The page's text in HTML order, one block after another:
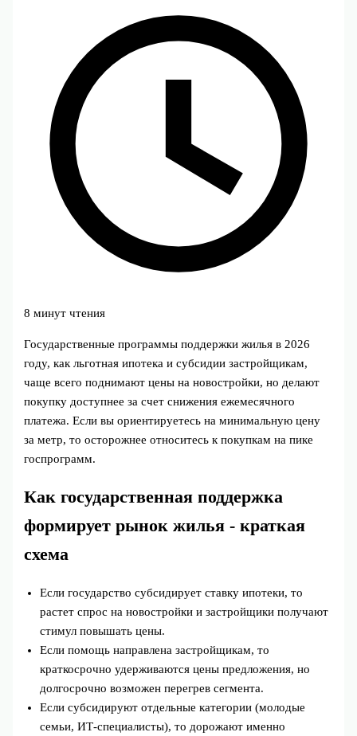
8 минут чтения
Государственные программы поддержки жилья в 2026
году, как льготная ипотека и субсидии застройщикам,
чаще всего поднимают цены на новостройки, но делают
покупку доступнее за счет снижения ежемесячного
платежа. Если вы ориентируетесь на минимальную цену
за метр, то осторожнее относитесь к покупкам на пике
госпрограмм.
Как государственная поддержка
формирует рынок жилья - краткая
схема
Если государство субсидирует ставку ипотеки, то
растет спрос на новостройки и застройщики получают
стимул повышать цены.
Если помощь направлена застройщикам, то
краткосрочно удерживаются цены предложения, но
долгосрочно возможен перегрев сегмента.
Если субсидируют отдельные категории (молодые
семьи, ИТ‑специалисты), то дорожают именно